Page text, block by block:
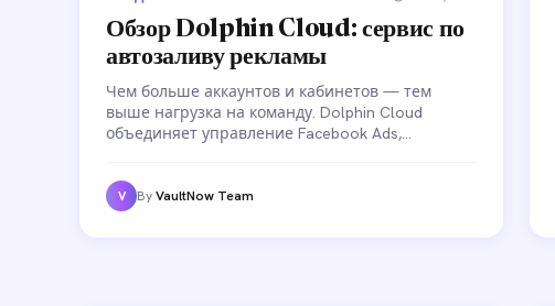
Обзор Dolphin Cloud: сервис по
автозаливу рекламы
Чем больше аккаунтов и кабинетов — тем
выше нагрузка на команду. Dolphin Cloud
объединяет управление Facebook Ads,
Разбираем, как устроена платформа и какие
задачи она закрывает.
V ByVaultNow Team